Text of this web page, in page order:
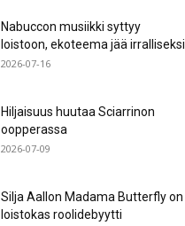
Nabuccon musiikki syttyy
loistoon, ekoteema jää irralliseksi
2026-07-16
Hiljaisuus huutaa Sciarrinon
oopperassa
2026-07-09
Silja Aallon Madama Butterfly on
loistokas roolidebyytti